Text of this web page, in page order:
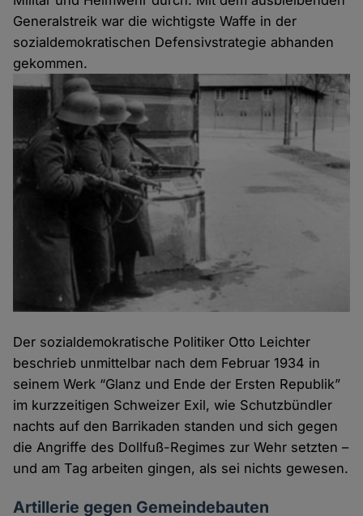
Generalstreik war die wichtigste Waffe in der
sozialdemokratischen Defensivstrategie abhanden
gekommen.
Der sozialdemokratische Politiker Otto Leichter
beschrieb unmittelbar nach dem Februar 1934 in
seinem Werk “Glanz und Ende der Ersten Republik”
im kurzzeitigen Schweizer Exil, wie Schutzbündler
nachts auf den Barrikaden standen und sich gegen
die Angriffe des Dollfuß-Regimes zur Wehr setzten –
und am Tag arbeiten gingen, als sei nichts gewesen.
Artillerie gegen Gemeindebauten